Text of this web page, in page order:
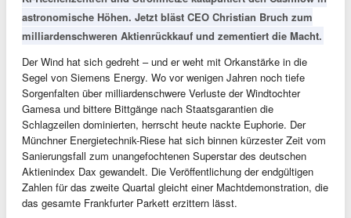
astronomische Höhen. Jetzt bläst CEO Christian Bruch zum
milliardenschweren Aktienrückkauf und zementiert die Macht.
Der Wind hat sich gedreht – und er weht mit Orkanstärke in die
Segel von Siemens Energy. Wo vor wenigen Jahren noch tiefe
Sorgenfalten über milliardenschwere Verluste der Windtochter
Gamesa und bittere Bittgänge nach Staatsgarantien die
Schlagzeilen dominierten, herrscht heute nackte Euphorie. Der
Münchner Energietechnik-Riese hat sich binnen kürzester Zeit vom
Sanierungsfall zum unangefochtenen Superstar des deutschen
Aktienindex Dax gewandelt. Die Veröffentlichung der endgültigen
Zahlen für das zweite Quartal gleicht einer Machtdemonstration, die
das gesamte Frankfurter Parkett erzittern lässt.